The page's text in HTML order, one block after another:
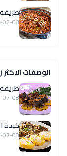
07-08
الوصفات الاكثر
07-08
كبدة
07-08